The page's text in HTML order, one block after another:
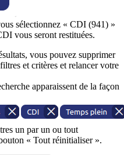
sélectionnez « CDI (941) »
vous seront restituées.
vous pouvez supprimer
et critères et relancer votre
apparaissent de la façon
un par un ou tout
« Tout réinitialiser ».